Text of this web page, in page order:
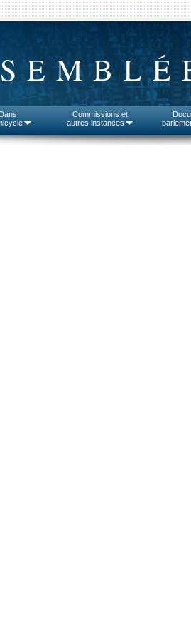
Dans
Commissions et
autres instances